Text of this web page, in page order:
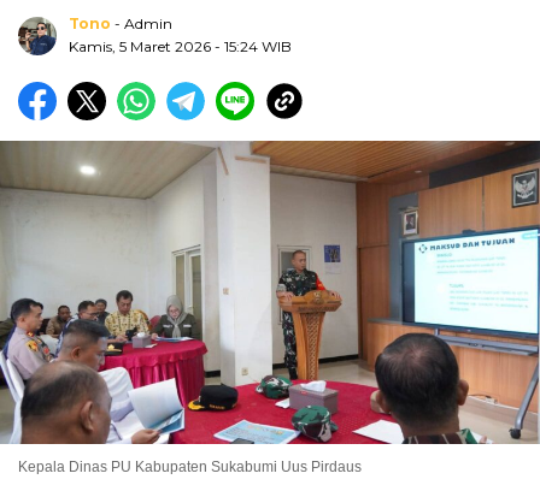
Tono - Admin
Kamis, 5 Maret 2026 - 15:24 WIB
Kepala Dinas PU Kabupaten Sukabumi Uus Pirdaus